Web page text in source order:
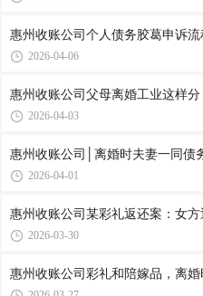
惠州收账公司​个人债务胶葛申诉流
2026-04-06
惠州收账公司​父母离婚工业这样
2026-04-03
惠州收账公司​│离婚时夫妻一同债
2026-04-01
惠州收账公司​某彩礼返还案：女方
2026-03-30
惠州收账公司​彩礼和陪嫁品，离婚